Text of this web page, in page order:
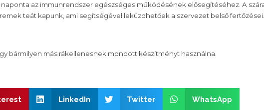
az immunrendszer egészséges működésének elősegítéséhez. A
teát kapunk, ami segítségével leküzdhetőek a szervezet belső fertőzései.
bármilyen más rákellenesnek mondott készítményt használna.
LinkedIn Twitter WhatsApp